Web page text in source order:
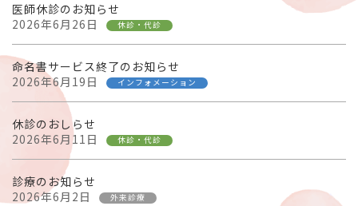
2026年6月26日 休診・代診
医師休診のお知らせ
2026年6月19日 インフォメーション
命名書サービス終了のお知らせ
2026年6月11日 休診・代診
休診のおしらせ
2026年6月2日 外来診療
診療のお知らせ